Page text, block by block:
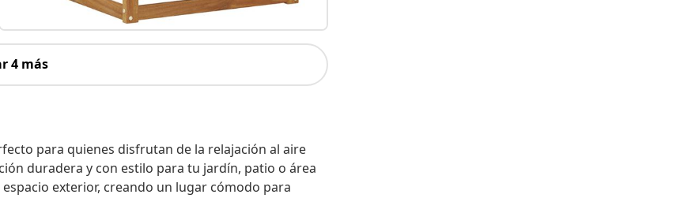
4 más
para quienes disfrutan de la relajación al aire
duradera y con estilo para tu jardín, patio o área
exterior, creando un lugar cómodo para